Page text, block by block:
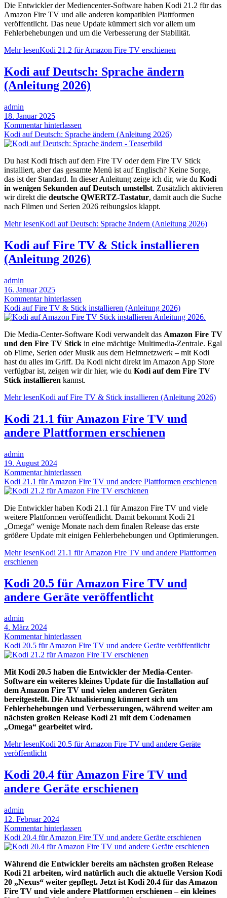
Die Entwickler der Mediencenter-Software haben Kodi 21.2 für das
Amazon Fire TV und alle anderen kompatiblen Plattformen
veröffentlicht. Das neue Update kümmert sich vor allem um
Fehlerbehebungen und um die Verbesserung der Stabilität.
Mehr lesenKodi 21.2 für Amazon Fire TV erschienen
Kodi auf Deutsch: Sprache ändern
(Anleitung 2026)
admin
18. Januar 2025
Kommentar hinterlassen
Kodi auf Deutsch: Sprache ändern (Anleitung 2026)
Du hast Kodi frisch auf dem Fire TV oder dem Fire TV Stick
installiert, aber das gesamte Menü ist auf Englisch? Keine Sorge,
das ist der Standard. In dieser Anleitung zeige ich dir, wie du Kodi
in wenigen Sekunden auf Deutsch umstellst. Zusätzlich aktivieren
wir direkt die deutsche QWERTZ-Tastatur, damit auch die Suche
nach Filmen und Serien 2026 reibungslos klappt.
Mehr lesenKodi auf Deutsch: Sprache ändern (Anleitung 2026)
Kodi auf Fire TV & Stick installieren
(Anleitung 2026)
admin
16. Januar 2025
Kommentar hinterlassen
Kodi auf Fire TV & Stick installieren (Anleitung 2026)
Die Media-Center-Software Kodi verwandelt das Amazon Fire TV
und den Fire TV Stick in eine mächtige Multimedia-Zentrale. Egal
ob Filme, Serien oder Musik aus dem Heimnetzwerk – mit Kodi
hast du alles im Griff. Da Kodi nicht direkt im Amazon App Store
verfügbar ist, zeigen wir dir hier, wie du Kodi auf dem Fire TV
Stick installieren kannst.
Mehr lesenKodi auf Fire TV & Stick installieren (Anleitung 2026)
Kodi 21.1 für Amazon Fire TV und
andere Plattformen erschienen
admin
19. August 2024
Kommentar hinterlassen
Kodi 21.1 für Amazon Fire TV und andere Plattformen erschienen
Die Entwickler haben Kodi 21.1 für Amazon Fire TV und viele
weitere Plattformen veröffentlicht. Damit bekommt Kodi 21
„Omega“ wenige Monate nach dem finalen Release das erste
größere Update mit einigen Fehlerbehebungen und Optimierungen.
Mehr lesenKodi 21.1 für Amazon Fire TV und andere Plattformen
erschienen
Kodi 20.5 für Amazon Fire TV und
andere Geräte veröffentlicht
admin
4. März 2024
Kommentar hinterlassen
Kodi 20.5 für Amazon Fire TV und andere Geräte veröffentlicht
Mit Kodi 20.5 haben die Entwickler der Media-Center-
Software ein weiteres kleines Update für die Installation auf
dem Amazon Fire TV und vielen anderen Geräten
bereitgestellt. Die Aktualisierung kümmert sich um
Fehlerbehebungen und Verbesserungen, während weiter am
nächsten großen Release Kodi 21 mit dem Codenamen
„Omega“ gearbeitet wird.
Mehr lesenKodi 20.5 für Amazon Fire TV und andere Geräte
veröffentlicht
Kodi 20.4 für Amazon Fire TV und
andere Geräte erschienen
admin
12. Februar 2024
Kommentar hinterlassen
Kodi 20.4 für Amazon Fire TV und andere Geräte erschienen
Während die Entwickler bereits am nächsten großen Release
Kodi 21 arbeiten, wird natürlich auch die aktuelle Version Kodi
20 „Nexus“ weiter gepflegt. Jetzt ist Kodi 20.4 für das Amazon
Fire TV und viele andere Plattformen erschienen – ein kleines